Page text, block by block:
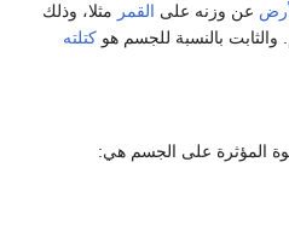
عن وزنه على القمر مثلا، وذلك
والثابت بالنسبة للجسم هو كتلته
المؤثرة على الجسم هي: